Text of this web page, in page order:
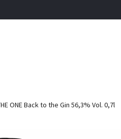
ONE Back to the Gin 56,3% Vol. 0,7l